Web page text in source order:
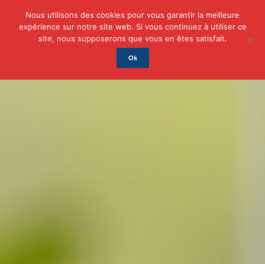
Auto/Moto Business Famille Finance
Nous utilisons des cookies pour vous garantir la meilleure
expérience sur notre site web. Si vous continuez à utiliser ce
site, nous supposerons que vous en êtes satisfait.
Ok